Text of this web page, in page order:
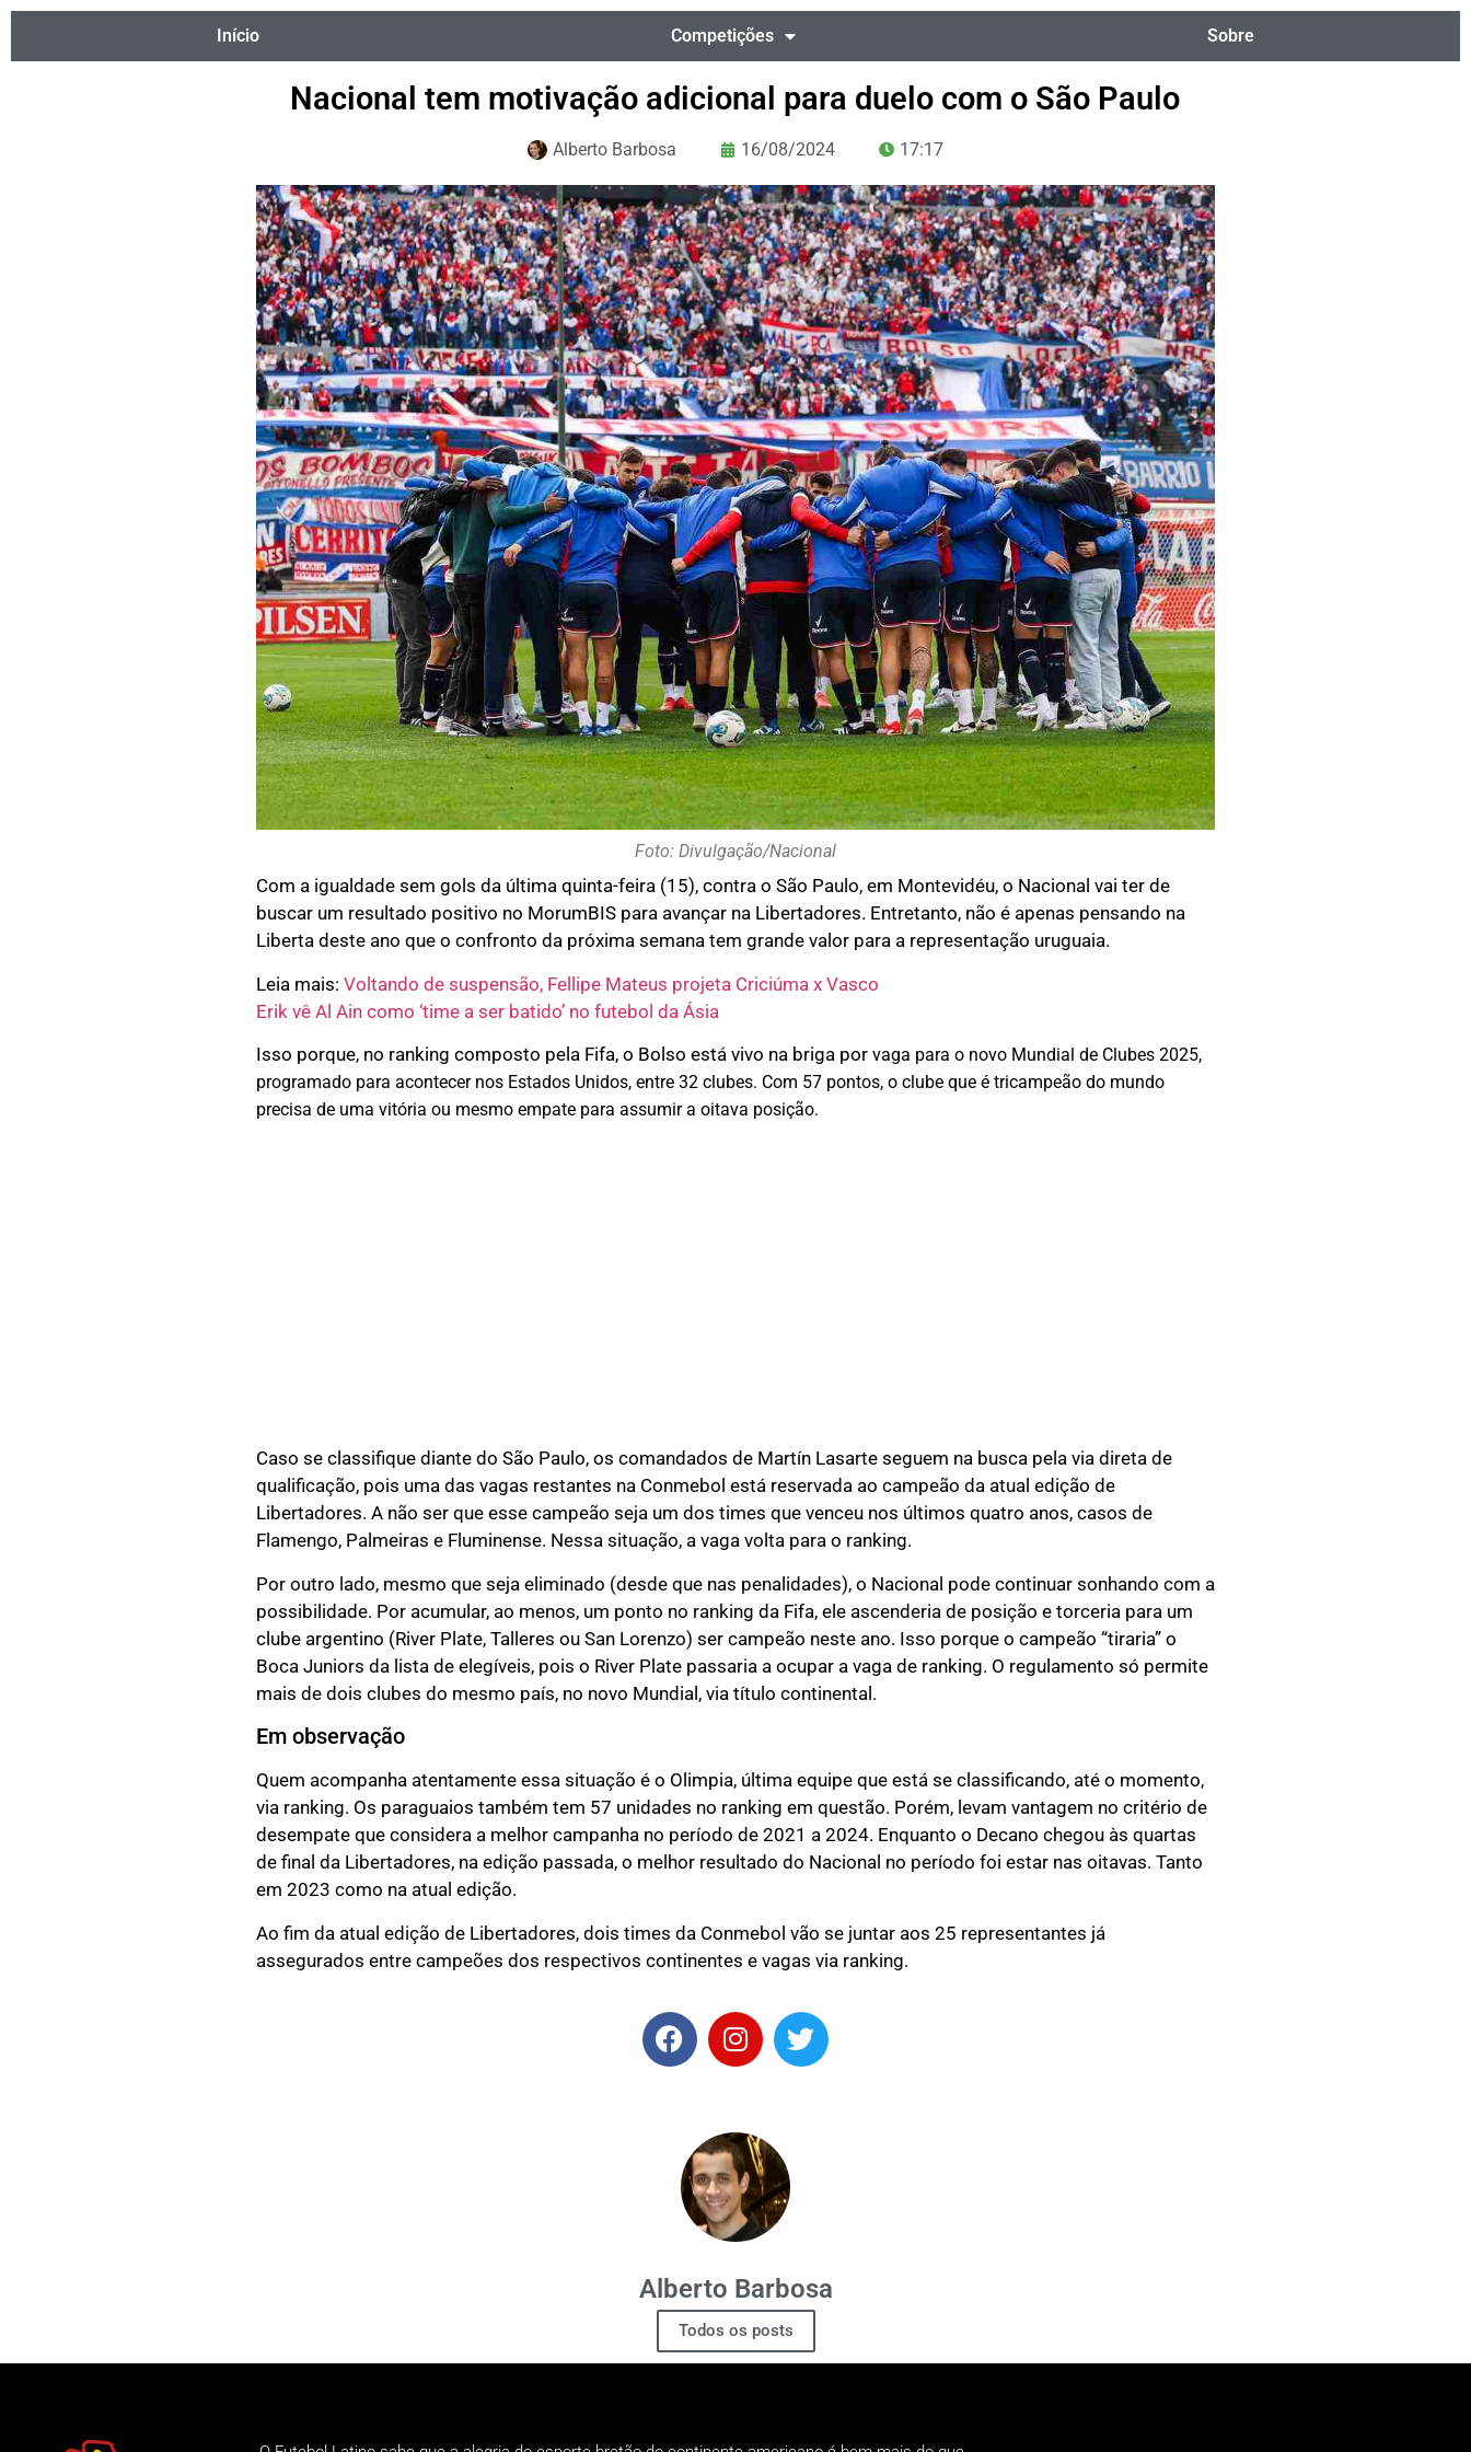
Início Competições Sobre
Nacional tem motivação adicional para duelo com o São Paulo
Alberto Barbosa 16/08/2024 17:17
Foto: Divulgação/Nacional
Com a igualdade sem gols da última quinta-feira (15), contra o São Paulo, em Montevidéu, o Nacional vai ter de
buscar um resultado positivo no MorumBIS para avançar na Libertadores. Entretanto, não é apenas pensando na
Liberta deste ano que o confronto da próxima semana tem grande valor para a representação uruguaia.
Leia mais: Voltando de suspensão, Fellipe Mateus projeta Criciúma x Vasco
Erik vê Al Ain como ‘time a ser batido’ no futebol da Ásia
Isso porque, no ranking composto pela Fifa, o Bolso está vivo na briga porvaga para o novo Mundial de Clubes 2025,
programado para acontecer nos Estados Unidos, entre 32 clubes. Com 57 pontos, o clube que é tricampeão do mundo
precisa de uma vitória ou mesmo empate para assumir a oitava posição.
Caso se classifique diante do São Paulo, os comandados de Martín Lasarte seguem na busca pela via direta de
qualificação, pois uma das vagas restantes na Conmebol está reservada ao campeão da atual edição de
Libertadores. A não ser que esse campeão seja um dos times que venceu nos últimos quatro anos, casos de
Flamengo, Palmeiras e Fluminense. Nessa situação, a vaga volta para o ranking.
Por outro lado, mesmo que seja eliminado (desde que nas penalidades), o Nacional pode continuar sonhando com a
possibilidade. Por acumular, ao menos, um ponto no ranking da Fifa, ele ascenderia de posição e torceria para um
clube argentino (River Plate, Talleres ou San Lorenzo) ser campeão neste ano. Isso porque o campeão “tiraria” o
Boca Juniors da lista de elegíveis, pois o River Plate passaria a ocupar a vaga de ranking. O regulamento só permite
mais de dois clubes do mesmo país, no novo Mundial, via título continental.
Em observação
Quem acompanha atentamente essa situação é o Olimpia, última equipe que está se classificando, até o momento,
via ranking. Os paraguaios também tem 57 unidades no ranking em questão. Porém, levam vantagem no critério de
desempate que considera a melhor campanha no período de 2021 a 2024. Enquanto o Decano chegou às quartas
de final da Libertadores, na edição passada, o melhor resultado do Nacional no período foi estar nas oitavas. Tanto
em 2023 como na atual edição.
Ao fim da atual edição de Libertadores, dois times da Conmebol vão se juntar aos 25 representantes já
assegurados entre campeões dos respectivos continentes e vagas via ranking.
Alberto Barbosa
Todos os posts